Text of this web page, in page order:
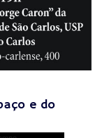
e do